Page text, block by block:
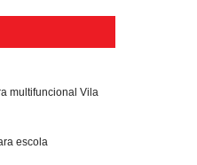
multifuncional Vila
escola